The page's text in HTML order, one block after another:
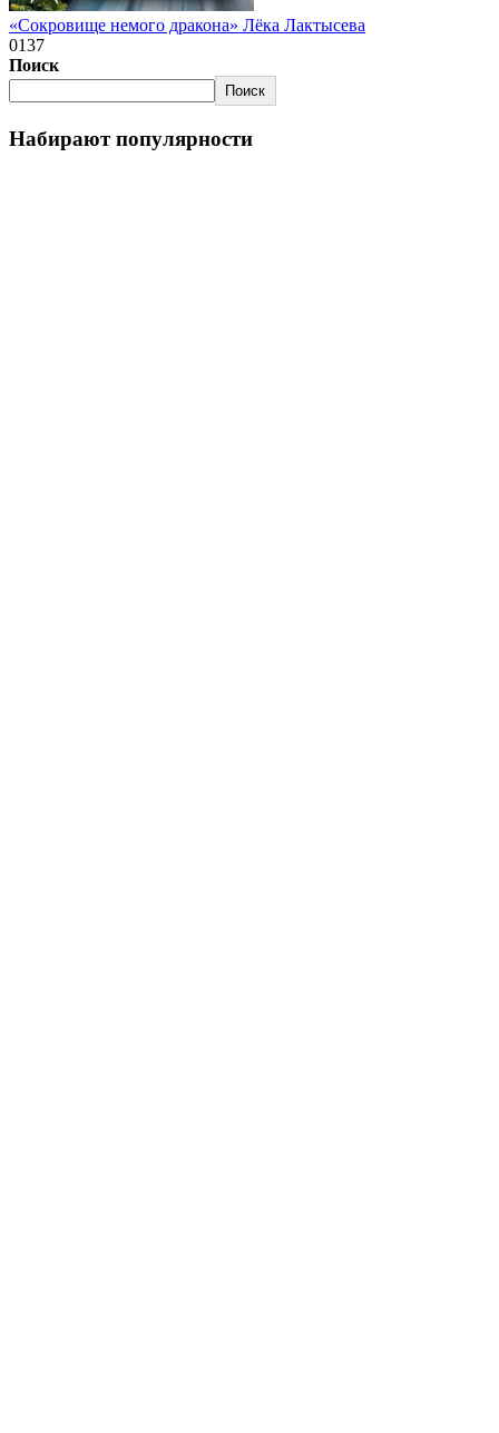
«Сокровище немого дракона» Лёка Лактысева
0137
Поиск
Поиск
Набирают популярности